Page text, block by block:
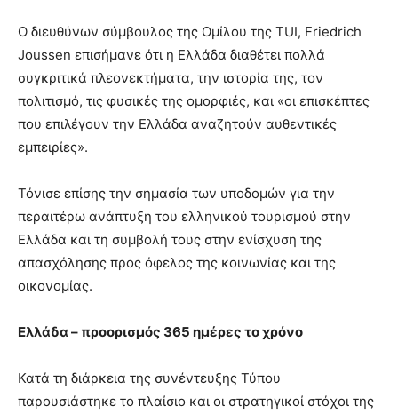
Ο διευθύνων σύμβουλος της Ομίλου της TUI, Friedrich
Jοussen επισήμανε ότι η Ελλάδα διαθέτει πολλά
συγκριτικά πλεονεκτήματα, την ιστορία της, τον
πολιτισμό, τις φυσικές της ομορφιές, και «οι επισκέπτες
που επιλέγουν την Ελλάδα αναζητούν αυθεντικές
εμπειρίες».
Τόνισε επίσης την σημασία των υποδομών για την
περαιτέρω ανάπτυξη του ελληνικού τουρισμού στην
Ελλάδα και τη συμβολή τους στην ενίσχυση της
απασχόλησης προς όφελος της κοινωνίας και της
οικονομίας.
Ελλάδα – προορισμός 365 ημέρες το χρόνο
Κατά τη διάρκεια της συνέντευξης Τύπου
παρουσιάστηκε το πλαίσιο και οι στρατηγικοί στόχοι της